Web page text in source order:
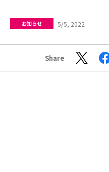
お知らせ 5/5, 2022
Share